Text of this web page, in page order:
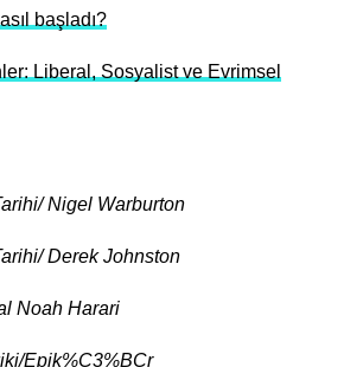
başladı?
Liberal, Sosyalist ve Evrimsel
Nigel Warburton
Derek Johnston
Noah Harari
Epik%C3%BCr